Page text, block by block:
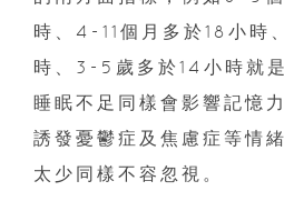
時、4-11個月多於18小時
時、3-5歲多於14小時就
睡眠不足同樣會影響記憶
誘發憂鬱症及焦慮症等情
太少同樣不容忽視。